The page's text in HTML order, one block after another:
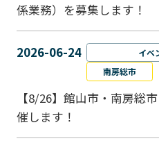
係業務）を募集します！
2026-06-24 イベ
南房総市
【8/26】館山市・南房総
催します！